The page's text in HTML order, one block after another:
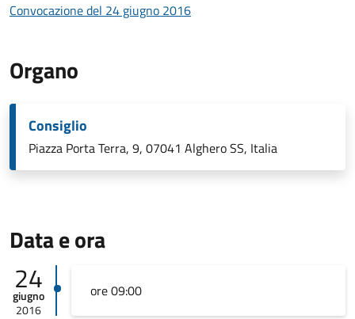
Convocazione del 24 giugno 2016
Organo
Consiglio
Piazza Porta Terra, 9, 07041 Alghero SS, Italia
Data e ora
24
giugno
2016
ore 09:00